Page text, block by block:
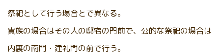
祭祀として行う場合とで異なる。
貴族の場合はその人の邸宅の門前で、公的な祭祀の場合は
内裏の南門・建礼門の前で行う。